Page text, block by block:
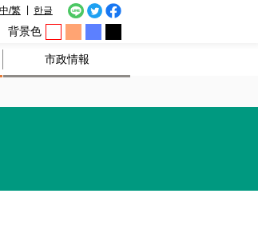
中/繁 한글
背景色
市政情報